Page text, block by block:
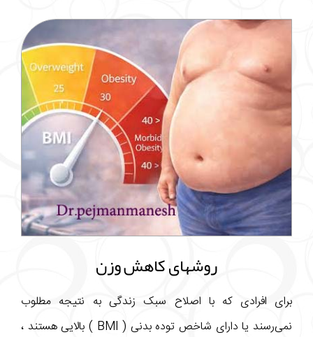
روشهای کاهش وزن
برای افرادی که با اصلاح سبک زندگی به نتیجه مطلوب
نمی‌رسند یا دارای شاخص توده بدنی ( BMI ) بالایی هستند ،